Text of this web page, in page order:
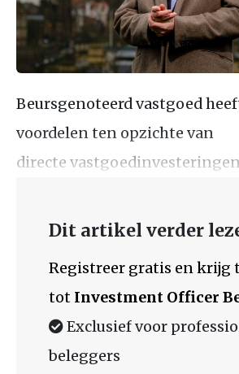
Beursgenoteerd vastgoed
voordelen ten opzichte van
directe
Dit artikel verder
Registreer gratis en krijg
tot Investment Officer
Exclusief voor
beleggers